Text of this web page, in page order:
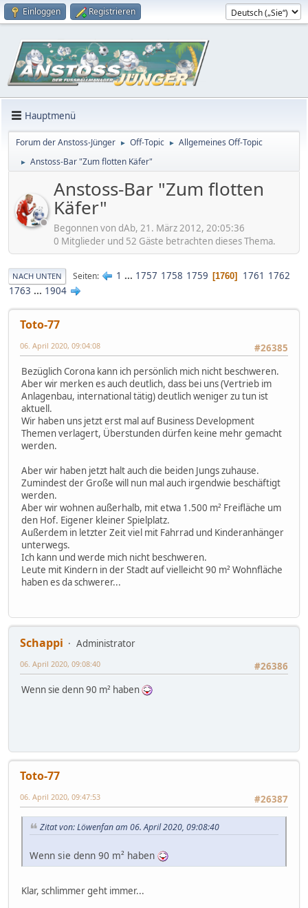
Einloggen Registrieren
Hauptmenü
Forum der Anstoss-Jünger ► Off-Topic ► Allgemeines Off-Topic
► Anstoss-Bar "Zum flotten Käfer"
Anstoss-Bar "Zum flotten
Käfer"
Begonnen von dAb, 21. März 2012, 20:05:36
0 Mitglieder und 52 Gäste betrachten dieses Thema.
NACH UNTEN Seiten 1 ... 1757 1758 1759 1760 1761 1762
1763 ... 1904
Toto-77
#26385
06. April 2020, 09:04:08
Bezüglich Corona kann ich persönlich mich nicht beschweren.
Aber wir merken es auch deutlich, dass bei uns (Vertrieb im
Anlagenbau, international tätig) deutlich weniger zu tun ist
aktuell.
Wir haben uns jetzt erst mal auf Business Development
Themen verlagert, Überstunden dürfen keine mehr gemacht
werden.
Aber wir haben jetzt halt auch die beiden Jungs zuhause.
Zumindest der Große will nun mal auch irgendwie beschäftigt
werden.
Aber wir wohnen außerhalb, mit etwa 1.500 m² Freifläche um
den Hof. Eigener kleiner Spielplatz.
Außerdem in letzter Zeit viel mit Fahrrad und Kinderanhänger
unterwegs.
Ich kann und werde mich nicht beschweren.
Leute mit Kindern in der Stadt auf vielleicht 90 m² Wohnfläche
haben es da schwerer...
Schappi
Administrator
#26386
06. April 2020, 09:08:40
Wenn sie denn 90 m² haben
Toto-77
#26387
06. April 2020, 09:47:53
Zitat von: Löwenfan am 06. April 2020, 09:08:40
Wenn sie denn 90 m² haben
Klar, schlimmer geht immer...